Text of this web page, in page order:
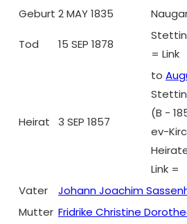
Geburt 2 MAY 1835
Tod 15 SEP 1878
= Link
Heirat 3 SEP 1857
to
(B -
ev-
Link =
Vater
Johann Joachim
Mutter Fridrike Christine